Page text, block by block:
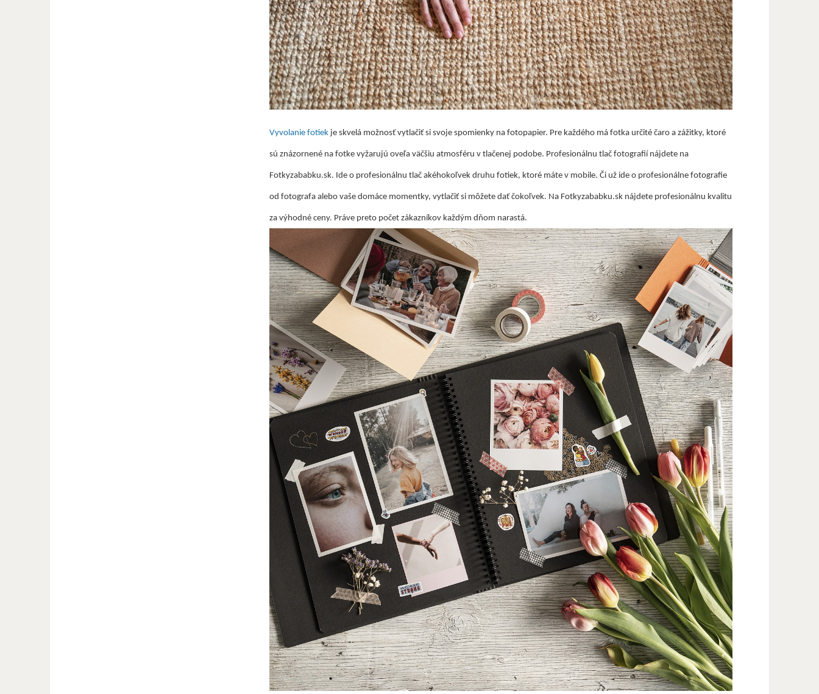
Vyvolanie fotiek je skvelá možnosť vytlačiť si svoje spomienky na fotopapier. Pre každého má fotka určité čaro a zážitky, ktoré
sú znázornené na fotke vyžarujú oveľa väčšiu atmosféru v tlačenej podobe. Profesionálnu tlač fotografií nájdete na
Fotkyzababku.sk. Ide o profesionálnu tlač akéhokoľvek druhu fotiek, ktoré máte v mobile. Či už ide o profesionálne fotografie
od fotografa alebo vaše domáce momentky, vytlačiť si môžete dať čokoľvek. Na Fotkyzababku.sk nájdete profesionálnu kvalitu
za výhodné ceny. Práve preto počet zákazníkov každým dňom narastá.